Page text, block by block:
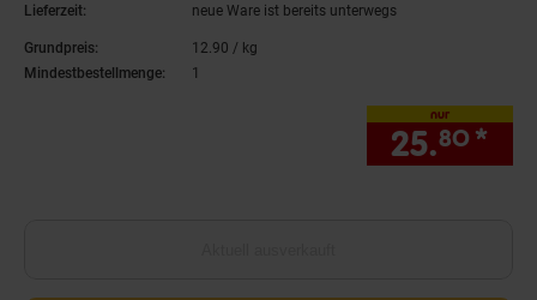
Lieferzeit: neue Ware ist bereits unterwegs
Grundpreis: 12.90 / kg
Mindestbestellmenge:
1
nur
25.80 *